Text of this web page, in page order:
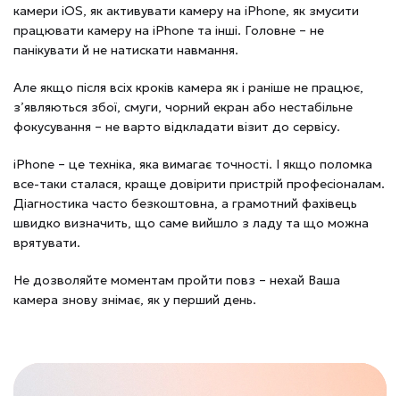
камери iOS, як активувати камеру на iPhone, як змусити
працювати камеру на iPhone та інші. Головне – не
панікувати й не натискати навмання.
Але якщо після всіх кроків камера як і раніше не працює,
з’являються збої, смуги, чорний екран або нестабільне
фокусування – не варто відкладати візит до сервісу.
iPhone – це техніка, яка вимагає точності. І якщо поломка
все-таки сталася, краще довірити пристрій професіоналам.
Діагностика часто безкоштовна, а грамотний фахівець
швидко визначить, що саме вийшло з ладу та що можна
врятувати.
Не дозволяйте моментам пройти повз – нехай Ваша
камера знову знімає, як у перший день.